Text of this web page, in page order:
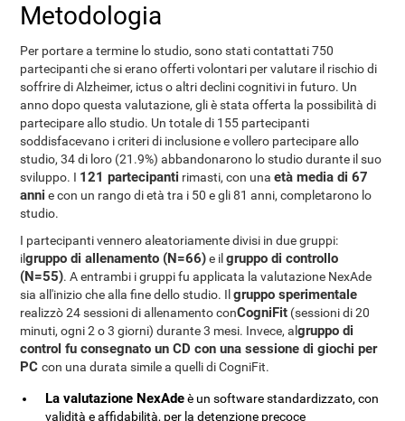
Metodologia
Per portare a termine lo studio, sono stati contattati 750
partecipanti che si erano offerti volontari per valutare il rischio di
soffrire di Alzheimer, ictus o altri declini cognitivi in futuro. Un
anno dopo questa valutazione, gli è stata offerta la possibilità di
partecipare allo studio. Un totale di 155 partecipanti
soddisfacevano i criteri di inclusione e vollero partecipare allo
studio, 34 di loro (21.9%) abbandonarono lo studio durante il suo
sviluppo. I 121 partecipanti rimasti, con unaetà media di 67
anni e con un rango di età tra i 50 e gli 81 anni, completarono lo
studio.
I partecipanti vennero aleatoriamente divisi in due gruppi:
ilgruppo di allenamento (N=66)e ilgruppo di controllo
(N=55). A entrambi i gruppi fu applicata la valutazione NexAde
sia all'inizio che alla fine dello studio. Ilgruppo sperimentale
realizzò 24 sessioni di allenamento conCogniFit (sessioni di 20
minuti, ogni 2 o 3 giorni) durante 3 mesi. Invece, algruppo di
control fu consegnato un CD con una sessione di giochi per
PCcon una durata simile a quelli di CogniFit.
La valutazione NexAdeè un software standardizzato, con
validità e affidabilità, per la detenzione precoce